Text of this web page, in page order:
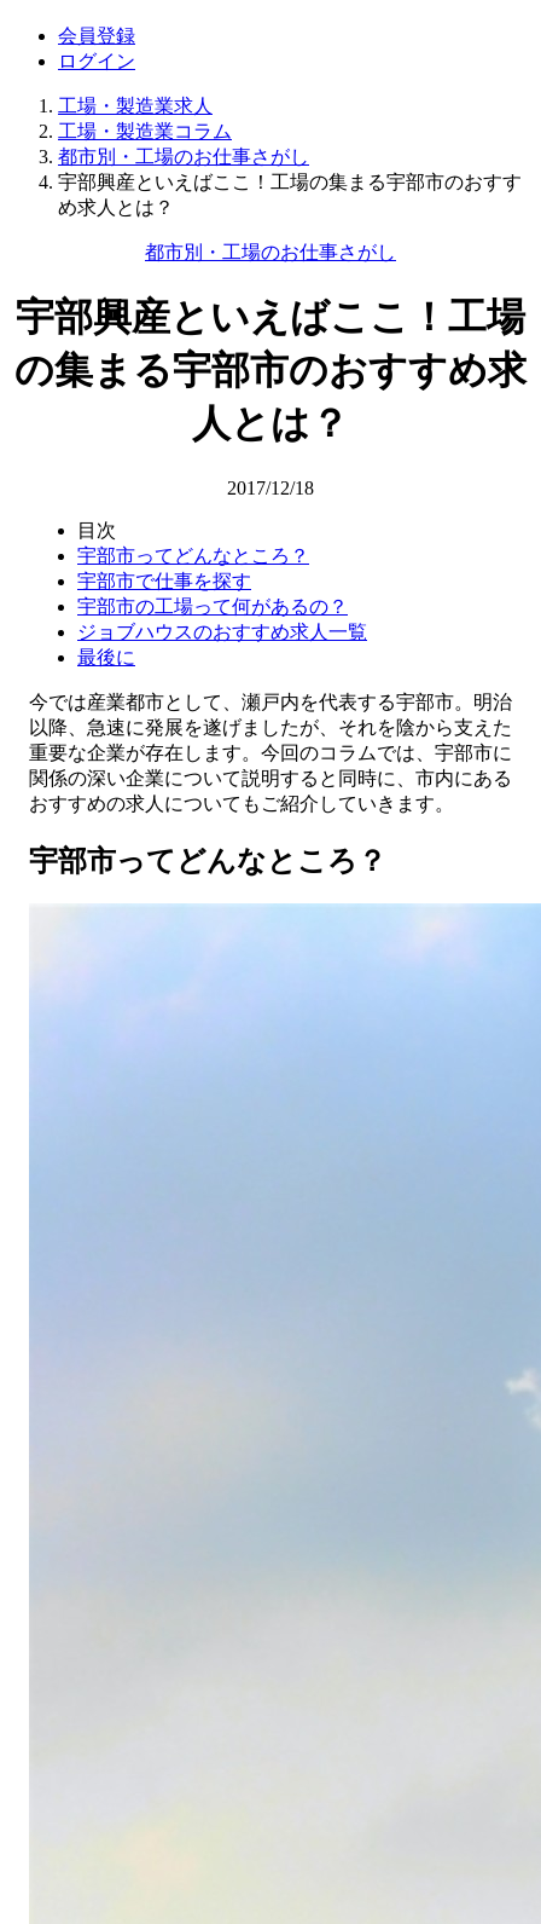
会員登録
ログイン
工場・製造業求人
工場・製造業コラム
都市別・工場のお仕事さがし
宇部興産といえばここ！工場の集まる宇部市のおすす
め求人とは？
都市別・工場のお仕事さがし
宇部興産といえばここ！工場
の集まる宇部市のおすすめ求
人とは？
2017/12/18
目次
宇部市ってどんなところ？
宇部市で仕事を探す
宇部市の工場って何があるの？
ジョブハウスのおすすめ求人一覧
最後に
今では産業都市として、瀬戸内を代表する宇部市。明治
以降、急速に発展を遂げましたが、それを陰から支えた
重要な企業が存在します。今回のコラムでは、宇部市に
関係の深い企業について説明すると同時に、市内にある
おすすめの求人についてもご紹介していきます。
宇部市ってどんなところ？